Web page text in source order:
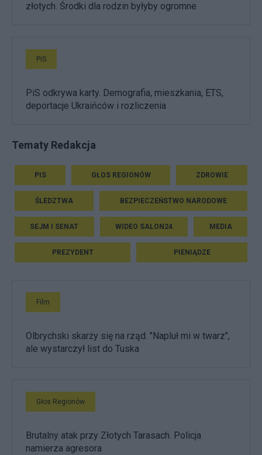
złotych. Środki dla rodzin byłyby ogromne
PiS
PiS odkrywa karty. Demografia, mieszkania, ETS,
deportacje Ukraińców i rozliczenia
Tematy Redakcja
PIS GŁOS REGIONÓW ZDROWIE
ŚLEDZTWA BEZPIECZEŃSTWO NARODOWE
SEJM I SENAT WIDEO SALON24 MEDIA
PREZYDENT PIENIĄDZE
Film
Olbrychski skarży się na rząd. "Napluł mi w twarz",
ale wystarczył list do Tuska
Głos Regionów
Brutalny atak przy Złotych Tarasach. Policja
namierza agresora